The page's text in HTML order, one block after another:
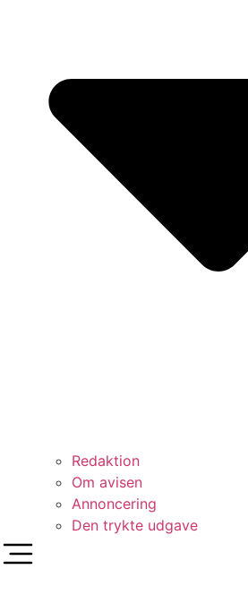
Redaktion
Om avisen
Annoncering
Den trykte udgave